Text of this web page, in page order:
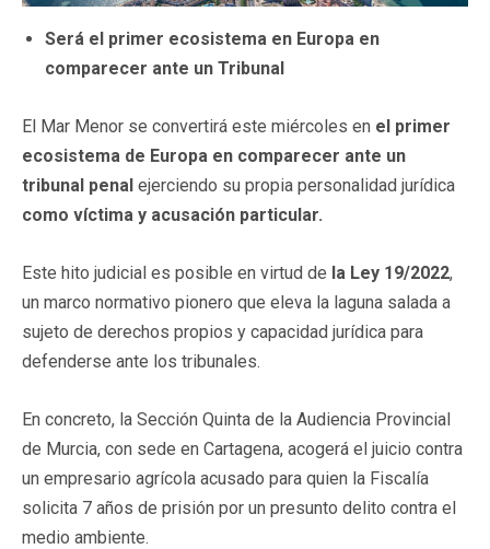
Será el primer ecosistema en Europa en
comparecer ante un Tribunal
El Mar Menor se convertirá este miércoles en el primer
ecosistema de Europa en comparecer ante un
tribunal penal ejerciendo su propia personalidad jurídica
como víctima y acusación particular.
Este hito judicial es posible en virtud de la Ley 19/2022,
un marco normativo pionero que eleva la laguna salada a
sujeto de derechos propios y capacidad jurídica para
defenderse ante los tribunales.
En concreto, la Sección Quinta de la Audiencia Provincial
de Murcia, con sede en Cartagena, acogerá el juicio contra
un empresario agrícola acusado para quien la Fiscalía
solicita 7 años de prisión por un presunto delito contra el
medio ambiente.